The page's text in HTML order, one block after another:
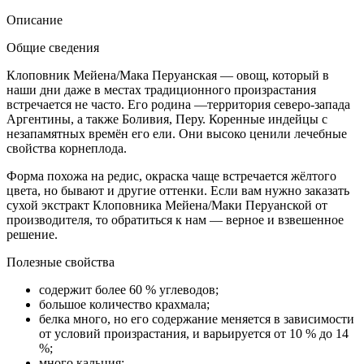
Описание
Общие сведения
Клоповник Мейена/Мака Перуанская — овощ, который в
наши дни даже в местах традиционного произрастания
встречается не часто. Его родина —территория северо-запада
Аргентины, а также Боливия, Перу. Коренные индейцы с
незапамятных времён его ели. Они высоко ценили лечебные
свойства корнеплода.
Форма похожа на редис, окраска чаще встречается жёлтого
цвета, но бывают и другие оттенки. Если вам нужно заказать
сухой экстракт Клоповника Мейена/Маки Перуанской от
производителя, то обратиться к нам — верное и взвешенное
решение.
Полезные свойства
содержит более 60 % углеводов;
большое количество крахмала;
белка много, но его содержание меняется в зависимости
от условий произрастания, и варьируется от 10 % до 14
%;